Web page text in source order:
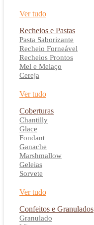
Ver tudo
Recheios e Pastas
Pasta Saborizante
Recheio Forneável
Recheios Prontos
Mel e Melaço
Cereja
Ver tudo
Coberturas
Chantilly
Glace
Fondant
Ganache
Marshmallow
Geleias
Sorvete
Ver tudo
Confeitos e Granulados
Granulado